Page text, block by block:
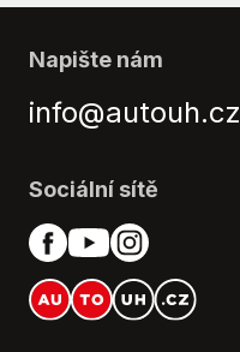
Napište nám
info@autouh.cz
Sociální sítě